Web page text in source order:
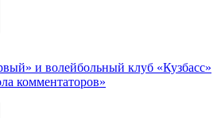
и волейбольный клуб «Кузбасс»
комментаторов»